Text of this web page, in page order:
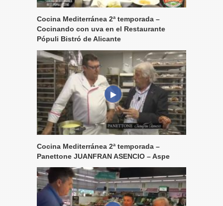
Cocina Mediterránea 2ª temporada –
Cocinando con uva en el Restaurante
Pópuli Bistró de Alicante
Cocina Mediterránea 2ª temporada –
Panettone JUANFRAN ASENCIO – Aspe